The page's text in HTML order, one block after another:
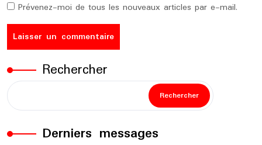
Prévenez-moi de tous les nouveaux articles par e-mail.
Rechercher
Rechercher
Derniers messages